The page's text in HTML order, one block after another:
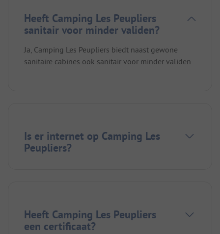
Heeft Camping Les Peupliers
sanitair voor minder validen?
Ja, Camping Les Peupliers biedt naast gewone
sanitaire cabines ook sanitair voor minder validen.
Is er internet op Camping Les
Peupliers?
Heeft Camping Les Peupliers
een certificaat?